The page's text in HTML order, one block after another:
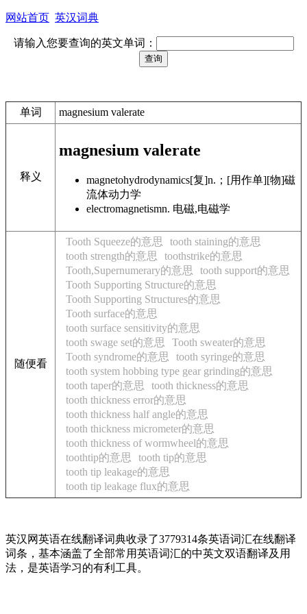
网站首页 英汉词典
请输入您要查询的英文单词：
单词 magnesium valerate
释义
magnesium valerate
magnetohydrodynamics[复]n.；[用作单][物]磁
流体动力学
electromagnetismn. 电磁,电磁学
随便看
Tooth Squeeze的意思
tooth staining的意思
tooth strength的意思
toothstrike的意思
Tooth,Supernumerary的意思
tooth support的意思
Tooth Supporting Structure的意思
Tooth Supporting Structures的意思
Tooth surface的意思
tooth surface sensitivity的意思
tooth swage set的意思
Tooth sweater的意思
Tooth syndrome的意思
tooth syringe的意思
tooth system hobbing type gear grinding的意思
tooth taper的意思
tooth thickness的意思
tooth thickness error的意思
tooth thickness half angle的意思
tooth thickness micrometer的意思
tooth thickness of wormwheel的意思
toothtip的意思
tooth tip的意思
tooth tip leakage的意思
tooth tip leakage flux的意思
英汉网英语在线翻译词典收录了3779314条英语词汇在线翻译
词条，基本涵盖了全部常用英语词汇的中英文双语翻译及用
法，是英语学习的有利工具。